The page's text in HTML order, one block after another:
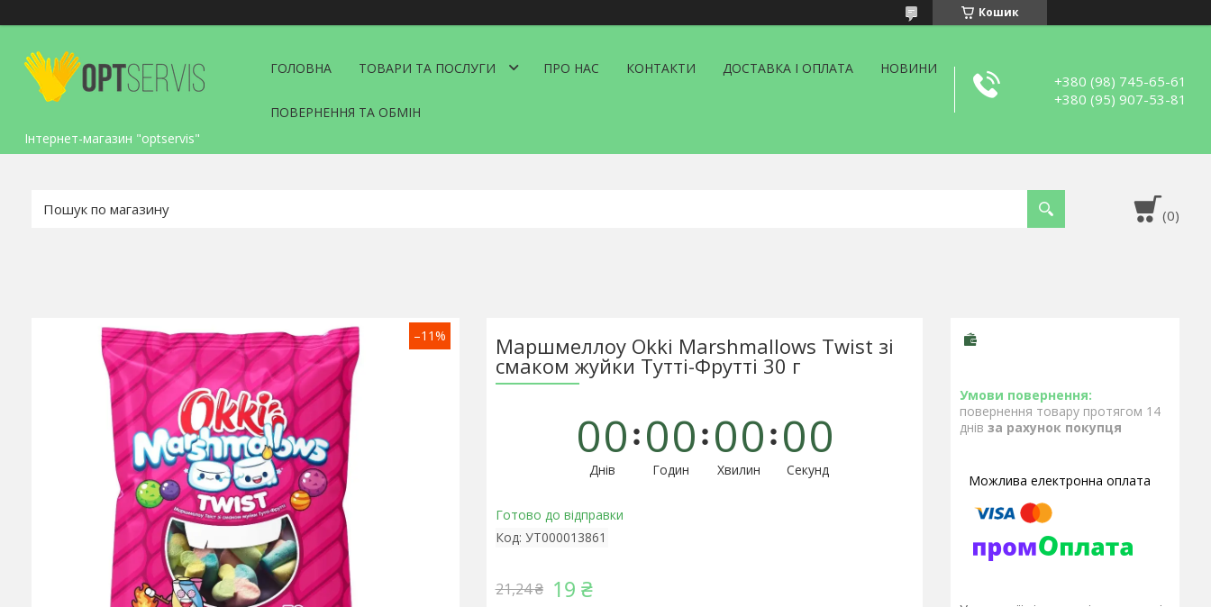
Кошик
Інтернет-магазин "optservis"
ГОЛОВНА ТОВАРИ ТА ПОСЛУГИ ПРО НАС КОНТАКТИ ДОСТАВКА І ОПЛАТА НОВИНИ
ПОВЕРНЕННЯ ТА ОБМІН
+380 (98) 745-65-61
+380 (95) 907-53-81
–11% Маршмеллоу Okki Marshmallows Twist зі
смаком жуйки Тутті-Фрутті 30 г
00
Днів
00
Годин
00
Хвилин
00
Секунд
Готово до відправки
Код: УТ000013861
21,24 ₴ 19 ₴
повернення товару протягом 14
днів за рахунок покупця